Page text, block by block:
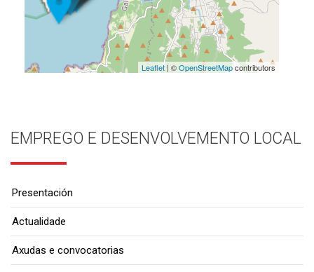
Leaflet| ©OpenStreetMapcontributors
EMPREGO E DESENVOLVEMENTO LOCAL
Presentación
Actualidade
Axudas e convocatorias